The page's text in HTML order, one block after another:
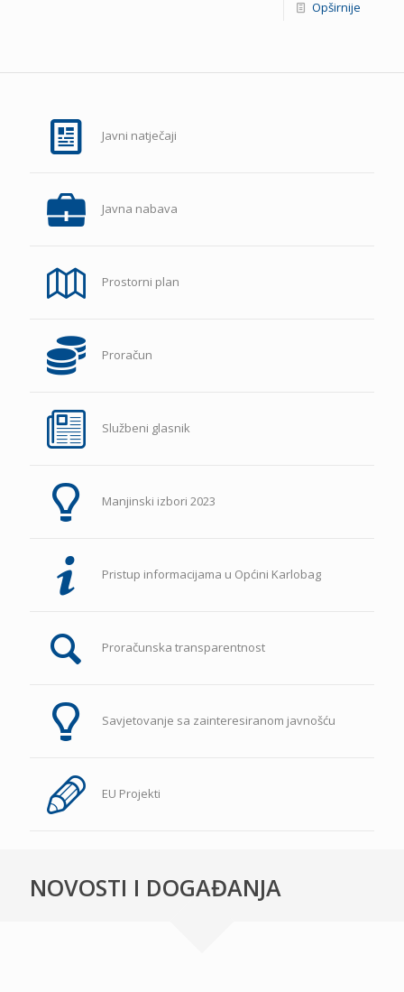
Opširnije
Javni natječaji
Javna nabava
Prostorni plan
Proračun
Službeni glasnik
Manjinski izbori 2023
Pristup informacijama u Općini Karlobag
Proračunska transparentnost
Savjetovanje sa zainteresiranom javnošću
EU Projekti
NOVOSTI I DOGAĐANJA